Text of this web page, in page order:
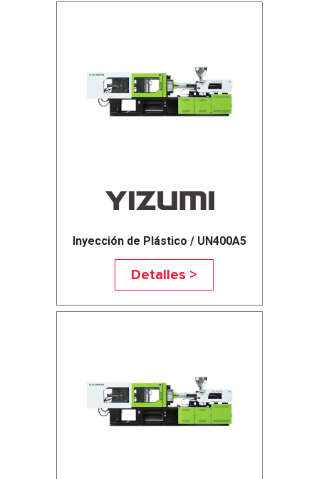
Inyección de Plástico / UN400A5
Detalles >